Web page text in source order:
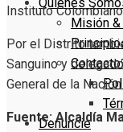
Misión
Contacto
Denuncie
Instituto
Por el Distrito
Sanguino y
General de la
Fuente: Alcaldía